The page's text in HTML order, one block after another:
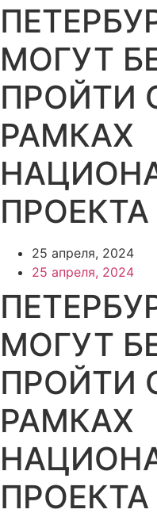
МОГУТ
ПРОЙТИ
РАМКАХ
ПРОЕКТА
25 апреля, 2024
25 апреля, 2024
МОГУТ
ПРОЙТИ
РАМКАХ
ПРОЕКТА